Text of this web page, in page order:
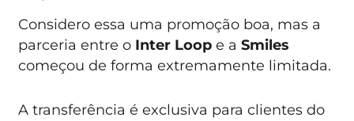
Considero essa uma promoção boa, mas a
parceria entre o Inter Loop e aSmiles
começou de forma extremamente limitada.
A transferência é exclusiva para clientes do